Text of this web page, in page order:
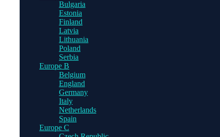
Bulgaria
Estonia
Finland
Latvia
Lithuania
Poland
Serbia
Europe B
Belgium
England
Germany
Italy
Netherlands
Spain
Europe C